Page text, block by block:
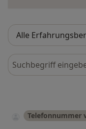
Bewertungen
Telefonnummer